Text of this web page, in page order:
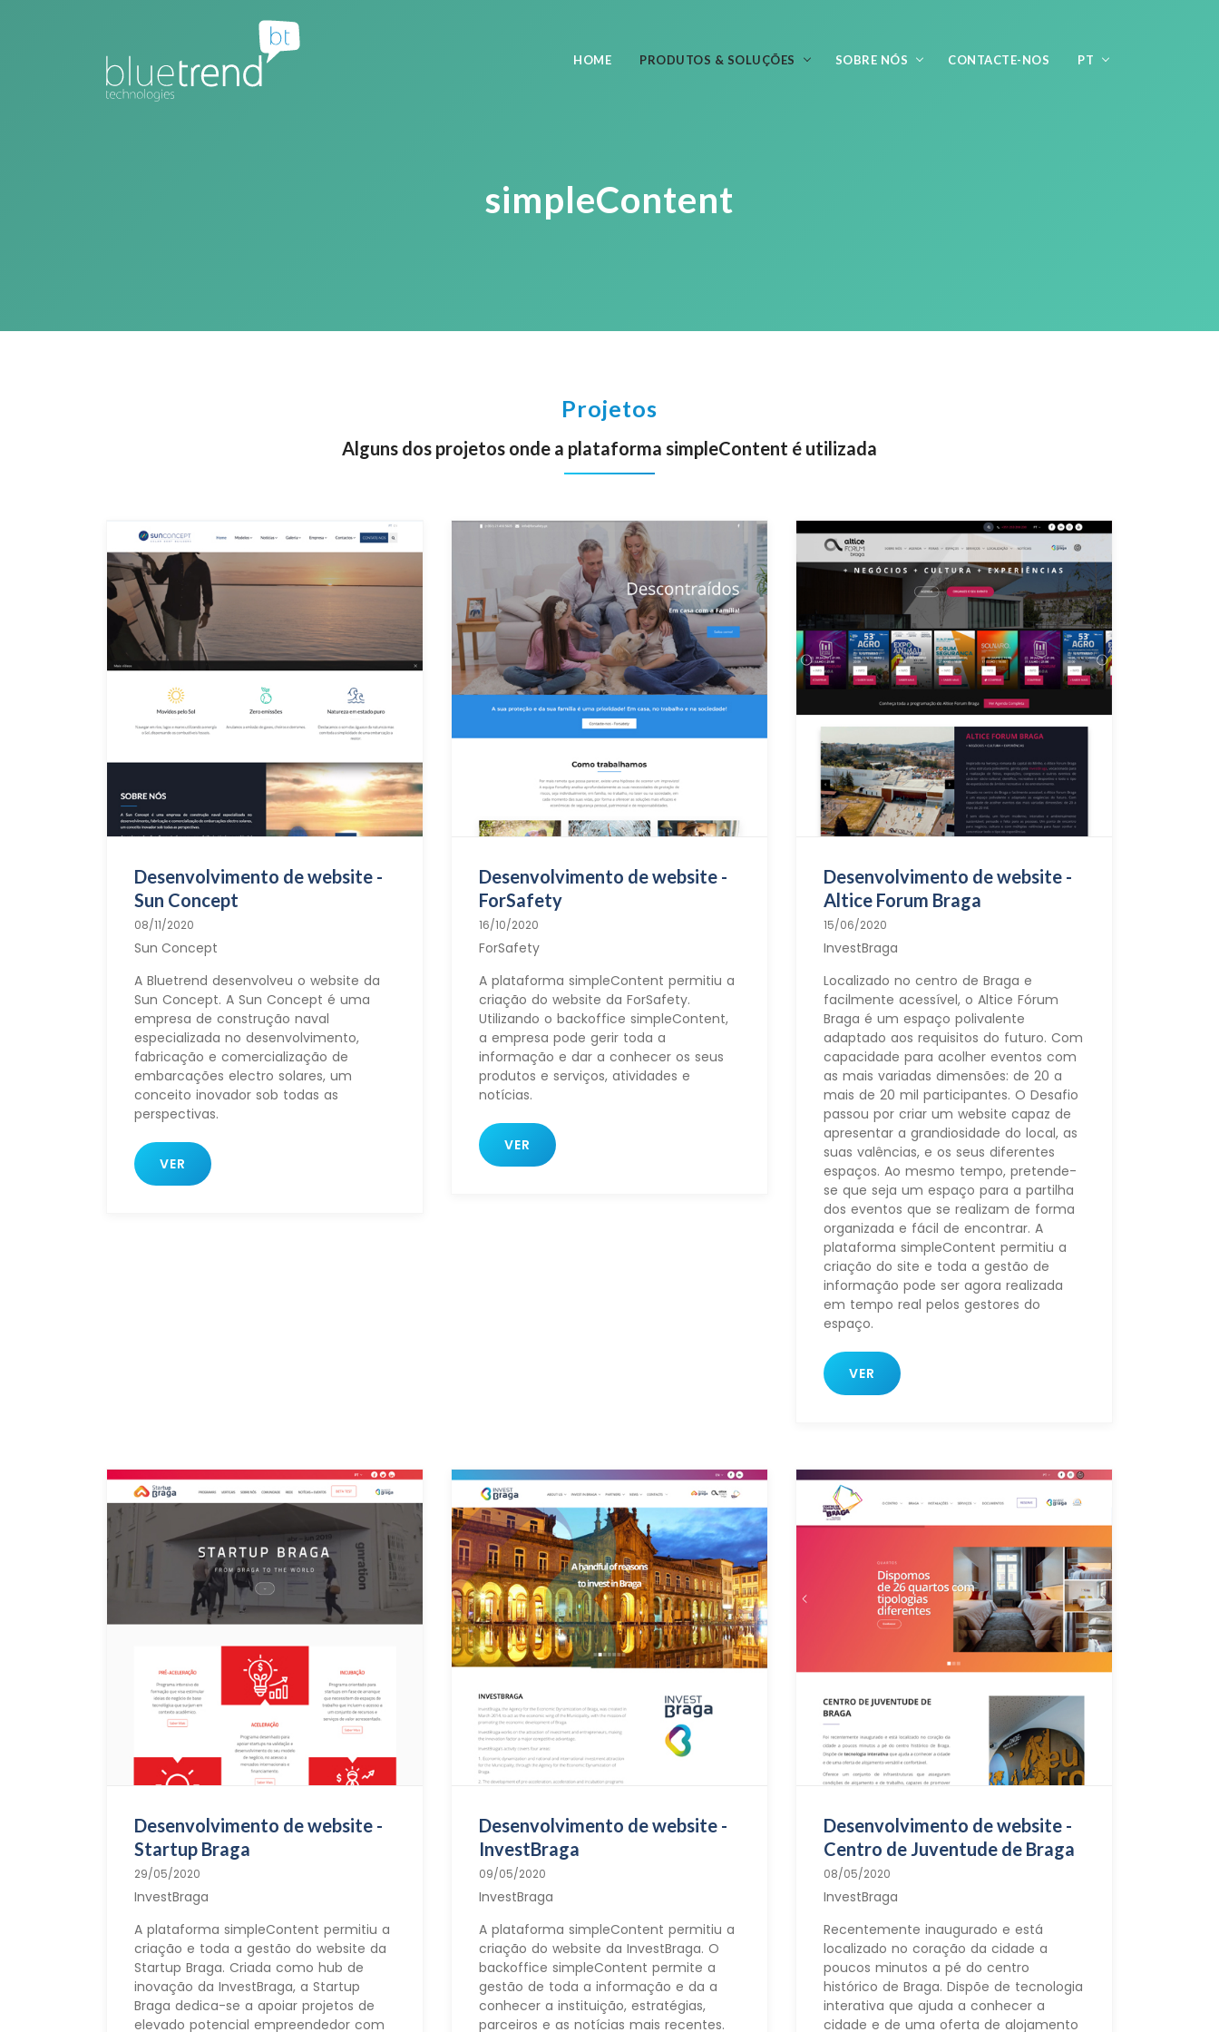
HOME PRODUTOS & SOLUÇÕES SOBRE NÓS CONTACTE-NOS PT
simpleContent
Projetos
Alguns dos projetos onde a plataforma simpleContent é utilizada
Desenvolvimento de website -
Sun Concept
08/11/2020
Sun Concept
A Bluetrend desenvolveu o website da
Sun Concept. A Sun Concept é uma
empresa de construção naval
especializada no desenvolvimento,
fabricação e comercialização de
embarcações electro solares, um
conceito inovador sob todas as
perspectivas.
VER
Desenvolvimento de website -
ForSafety
16/10/2020
ForSafety
A plataforma simpleContent permitiu a
criação do website da ForSafety.
Utilizando o backoffice simpleContent,
a empresa pode gerir toda a
informação e dar a conhecer os seus
produtos e serviços, atividades e
notícias.
VER
Desenvolvimento de website -
Altice Forum Braga
15/06/2020
InvestBraga
Localizado no centro de Braga e
facilmente acessível, o Altice Fórum
Braga é um espaço polivalente
adaptado aos requisitos do futuro. Com
capacidade para acolher eventos com
as mais variadas dimensões: de 20 a
mais de 20 mil participantes. O Desafio
passou por criar um website capaz de
apresentar a grandiosidade do local, as
suas valências, e os seus diferentes
espaços. Ao mesmo tempo, pretende-
se que seja um espaço para a partilha
dos eventos que se realizam de forma
organizada e fácil de encontrar. A
plataforma simpleContent permitiu a
criação do site e toda a gestão de
informação pode ser agora realizada
em tempo real pelos gestores do
espaço.
VER
Desenvolvimento de website -
Startup Braga
29/05/2020
InvestBraga
A plataforma simpleContent permitiu a
criação e toda a gestão do website da
Startup Braga. Criada como hub de
inovação da InvestBraga, a Startup
Braga dedica-se a apoiar projetos de
elevado potencial empreendedor com
Desenvolvimento de website -
InvestBraga
09/05/2020
InvestBraga
A plataforma simpleContent permitiu a
criação do website da InvestBraga. O
backoffice simpleContent permite a
gestão de toda a informação e da a
conhecer a instituição, estratégias,
parceiros e as notícias mais recentes.
Desenvolvimento de website -
Centro de Juventude de Braga
08/05/2020
InvestBraga
Recentemente inaugurado e está
localizado no coração da cidade a
poucos minutos a pé do centro
histórico de Braga. Dispõe de tecnologia
interativa que ajuda a conhecer a
cidade e de uma oferta de alojamento